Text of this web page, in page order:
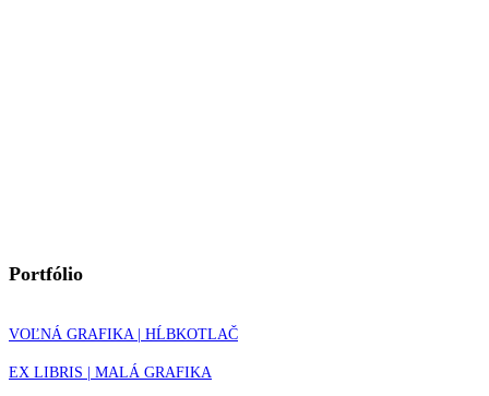
Portfólio
VOĽNÁ GRAFIKA | HĹBKOTLAČ
EX LIBRIS | MALÁ GRAFIKA